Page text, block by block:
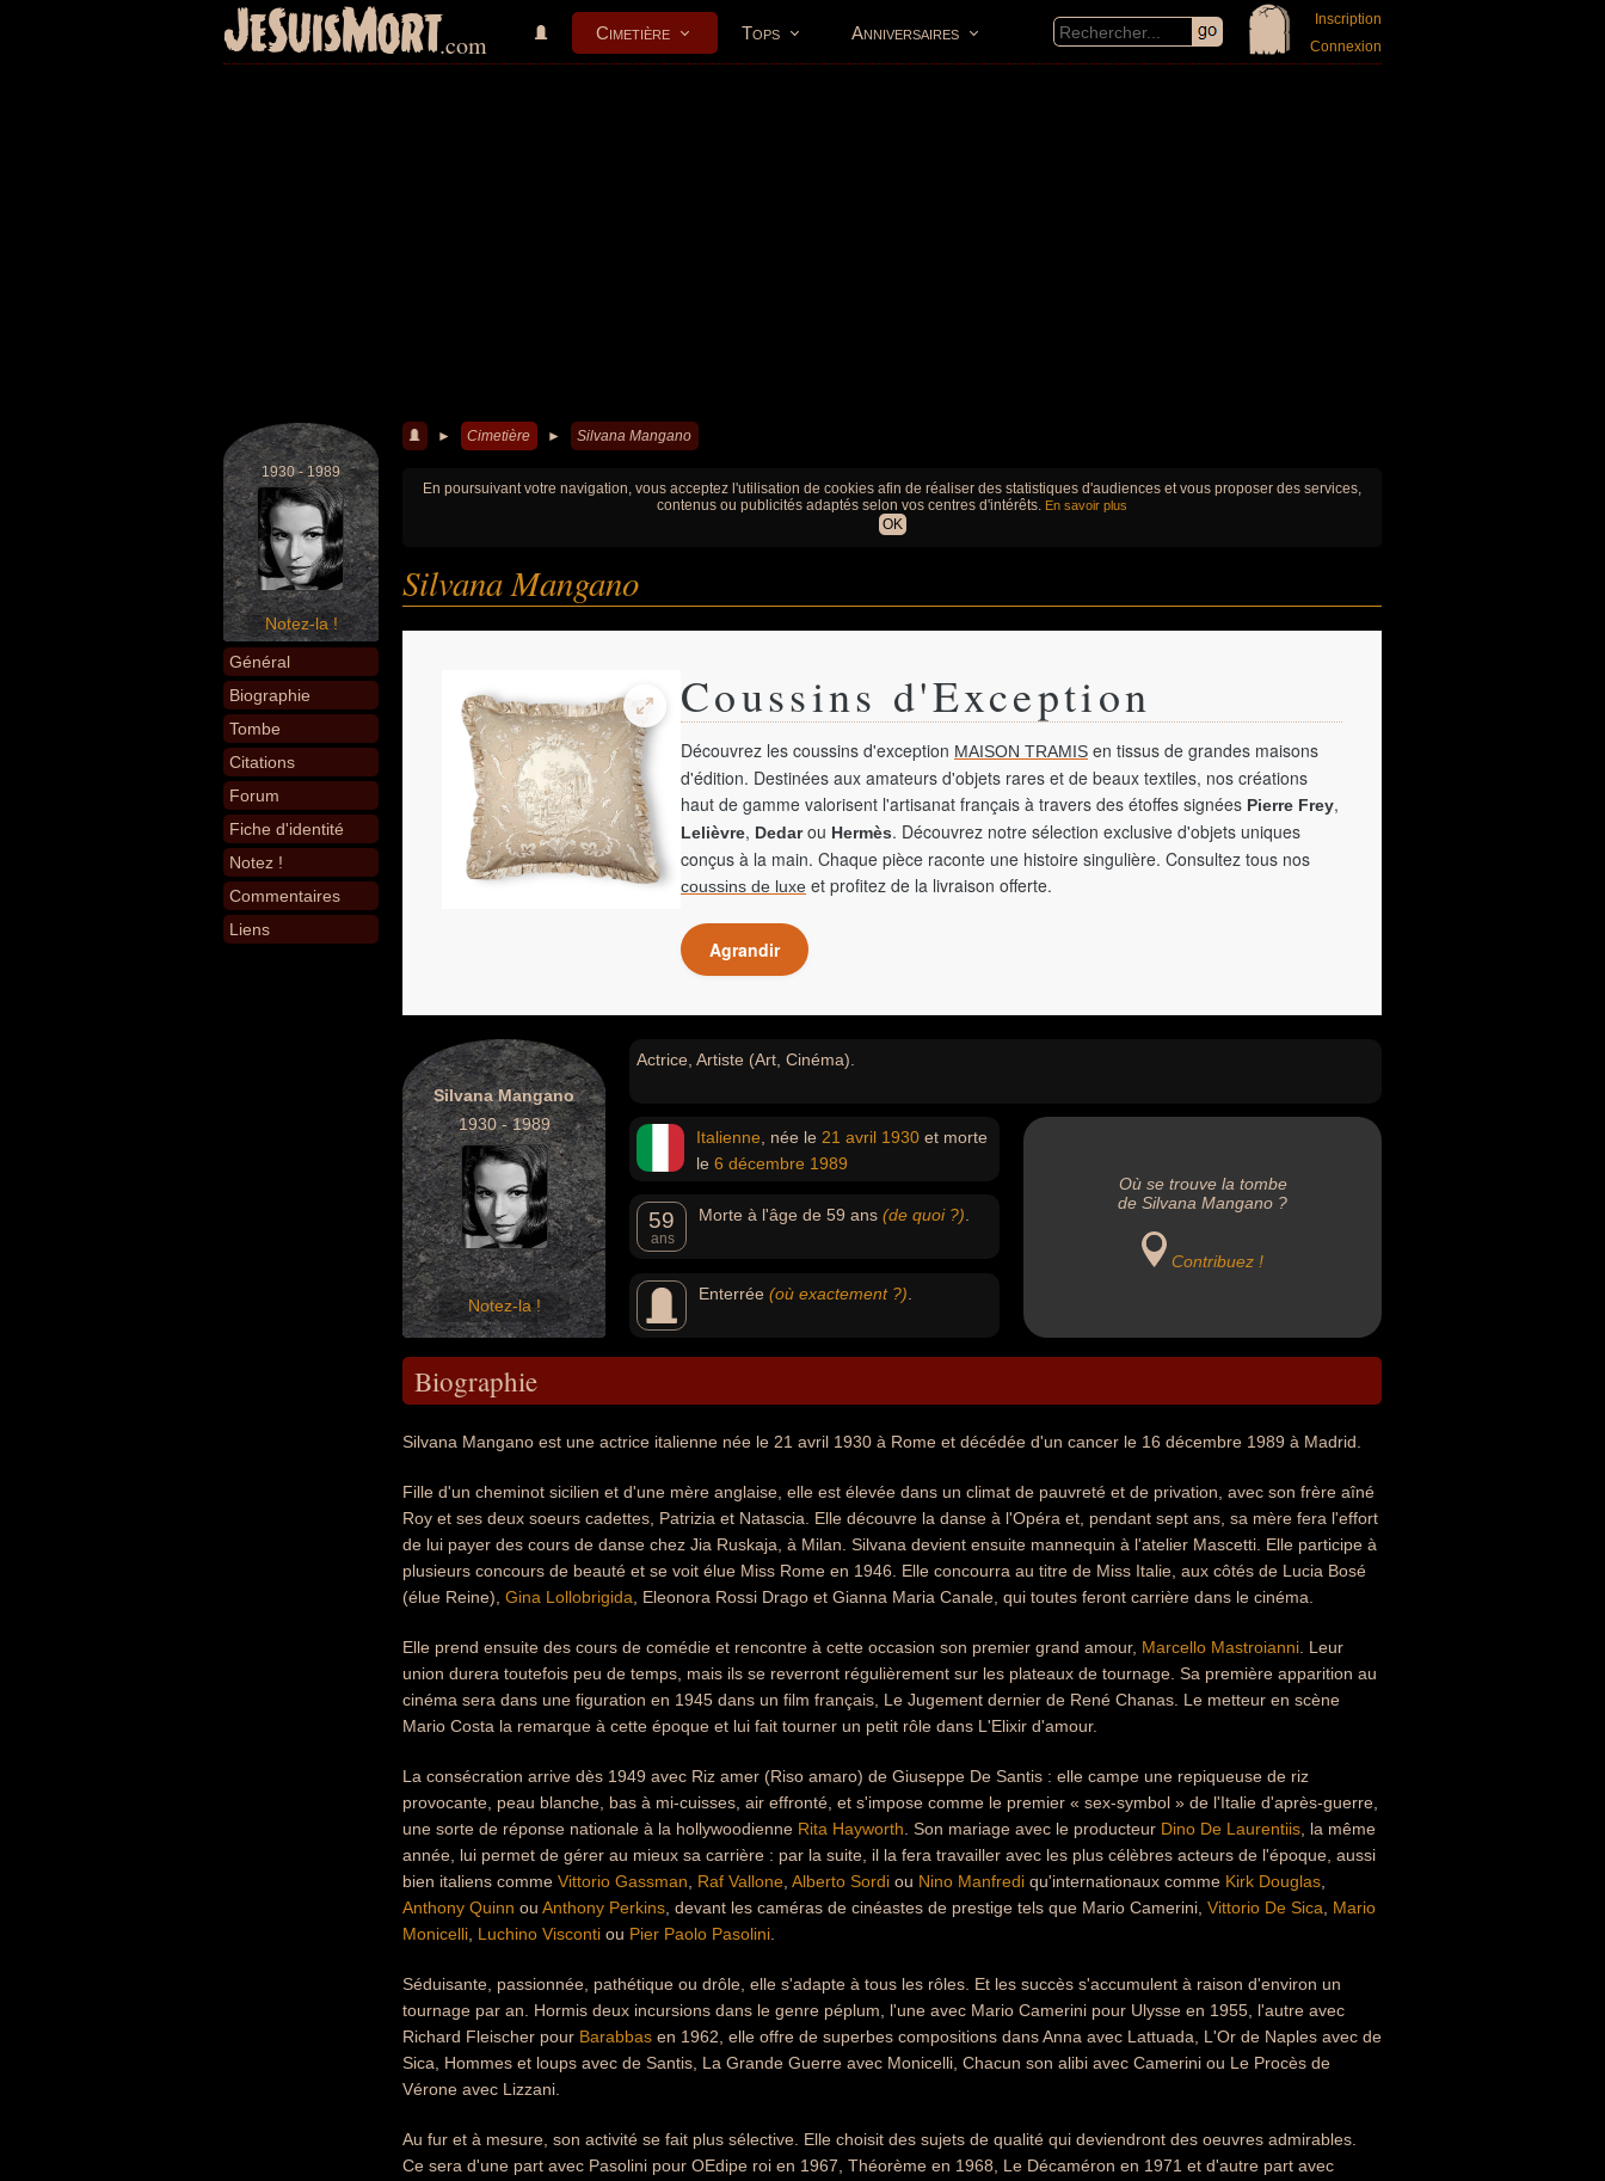
JeSuisMort.com Cimetière Tops Anniversaires
Inscription
Connexion
1930 - 1989
Notez-la !
Général
Biographie
Tombe
Citations
Forum
Fiche d'identité
Notez !
Commentaires
Liens
► Cimetière ► Silvana Mangano
En poursuivant votre navigation, vous acceptez l'utilisation de cookies afin de réaliser des statistiques d'audiences et vous proposer des services,
contenus ou publicités adaptés selon vos centres d'intérêts. En savoir plus
OK
Silvana Mangano
Coussins d'Exception
Découvrez les coussins d'exception MAISON TRAMIS en tissus de grandes maisons
d'édition. Destinées aux amateurs d'objets rares et de beaux textiles, nos créations
haut de gamme valorisent l'artisanat français à travers des étoffes signées Pierre Frey,
Lelièvre, Dedarou Hermès. Découvrez notre sélection exclusive d'objets uniques
conçus à la main. Chaque pièce raconte une histoire singulière. Consultez tous nos
coussins de luxe et profitez de la livraison offerte.
Agrandir
Silvana Mangano
1930 - 1989
Notez-la !
Actrice, Artiste (Art, Cinéma).
Italienne , née le 21 avril 1930 et morte
le 6 décembre 1989
59
ans
Morte à l'âge de 59 ans (de quoi ?)
Enterrée (où exactement ?)
Où se trouve la tombe
de Silvana Mangano ?
Contribuez !
Biographie
Silvana Mangano est une actrice italienne née le 21 avril 1930 à Rome et décédée d'un cancer le 16 décembre 1989 à Madrid.
Fille d'un cheminot sicilien et d'une mère anglaise, elle est élevée dans un climat de pauvreté et de privation, avec son frère aîné
Roy et ses deux soeurs cadettes, Patrizia et Natascia. Elle découvre la danse à l'Opéra et, pendant sept ans, sa mère fera l'effort
de lui payer des cours de danse chez Jia Ruskaja, à Milan. Silvana devient ensuite mannequin à l'atelier Mascetti. Elle participe à
plusieurs concours de beauté et se voit élue Miss Rome en 1946. Elle concourra au titre de Miss Italie, aux côtés de Lucia Bosé
(élue Reine), Gina Lollobrigida , Eleonora Rossi Drago et Gianna Maria Canale, qui toutes feront carrière dans le cinéma.
Elle prend ensuite des cours de comédie et rencontre à cette occasion son premier grand amour, Marcello Mastroianni . Leur
union durera toutefois peu de temps, mais ils se reverront régulièrement sur les plateaux de tournage. Sa première apparition au
cinéma sera dans une figuration en 1945 dans un film français, Le Jugement dernier de René Chanas. Le metteur en scène
Mario Costa la remarque à cette époque et lui fait tourner un petit rôle dans L'Elixir d'amour.
La consécration arrive dès 1949 avec Riz amer (Riso amaro) de Giuseppe De Santis : elle campe une repiqueuse de riz
provocante, peau blanche, bas à mi-cuisses, air effronté, et s'impose comme le premier « sex-symbol » de l'Italie d'après-guerre,
une sorte de réponse nationale à la hollywoodienne Rita Hayworth . Son mariage avec le producteur Dino De Laurentiis , la même
année, lui permet de gérer au mieux sa carrière : par la suite, il la fera travailler avec les plus célèbres acteurs de l'époque, aussi
bien italiens comme Vittorio Gassman Raf Vallone Alberto Sordi ou Nino Manfredi qu'internationaux comme Kirk Douglas
Anthony Quinn ou Anthony Perkins , devant les caméras de cinéastes de prestige tels que Mario Camerini, Vittorio De Sica
Mario
Monicelli Luchino Visconti ou Pier Paolo Pasolini
Séduisante, passionnée, pathétique ou drôle, elle s'adapte à tous les rôles. Et les succès s'accumulent à raison d'environ un
tournage par an. Hormis deux incursions dans le genre péplum, l'une avec Mario Camerini pour Ulysse en 1955, l'autre avec
Richard Fleischer pour Barabbas en 1962, elle offre de superbes compositions dans Anna avec Lattuada, L'Or de Naples avec de
Sica, Hommes et loups avec de Santis, La Grande Guerre avec Monicelli, Chacun son alibi avec Camerini ou Le Procès de
Vérone avec Lizzani.
Au fur et à mesure, son activité se fait plus sélective. Elle choisit des sujets de qualité qui deviendront des oeuvres admirables.
Ce sera d'une part avec Pasolini pour OEdipe roi en 1967, Théorème en 1968, Le Décaméron en 1971 et d'autre part avec